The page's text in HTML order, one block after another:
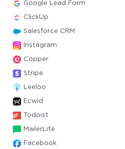
Google Lead Form
ClickUp
Salesforce CRM
Instagram
Copper
Stripe
Leeloo
Ecwid
Todoist
MailerLite
Facebook